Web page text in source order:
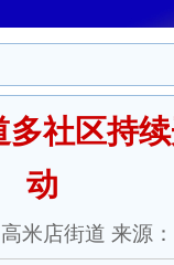
社区持
动
米店街道 来源